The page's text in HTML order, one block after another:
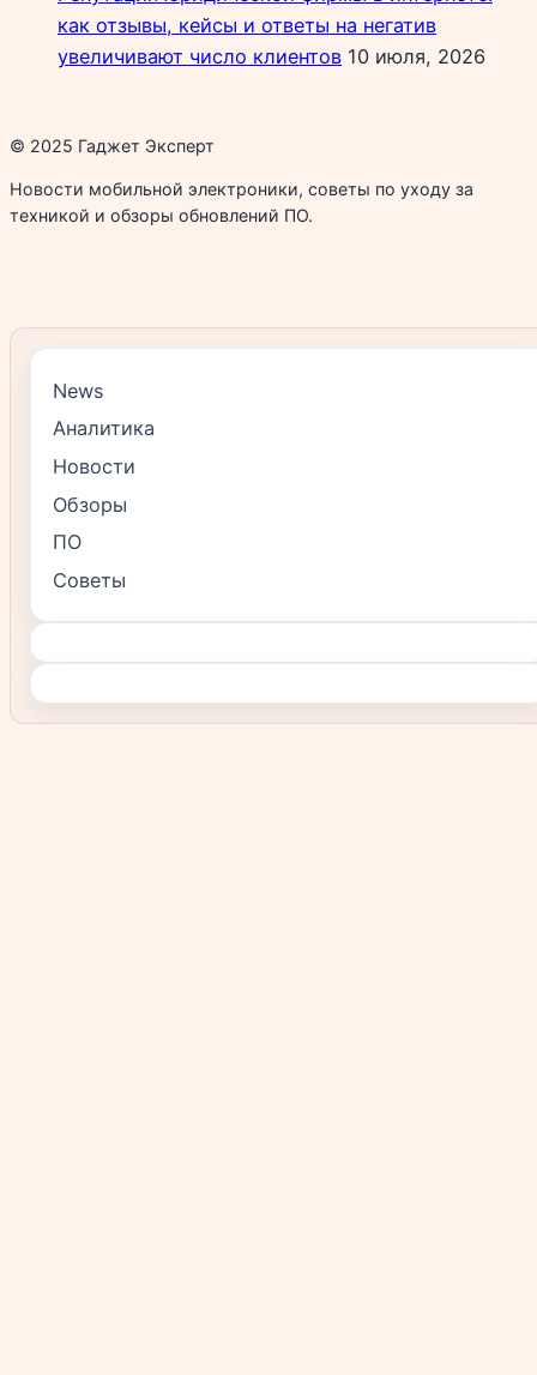
как отзывы, кейсы и ответы на негатив
увеличивают число клиентов 10 июля, 2026
© 2025 Гаджет Эксперт
Новости мобильной электроники, советы по уходу за
техникой и обзоры обновлений ПО.
News
Аналитика
Новости
Обзоры
ПО
Советы